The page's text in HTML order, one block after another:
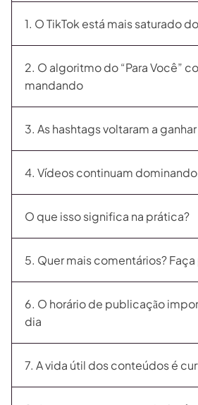
1. O TikTok está mais saturado
2. O algoritmo do “Para Você”
mandando
3. As hashtags voltaram a
4. Vídeos continuam dominando
O que isso significa na prática?
5. Quer mais comentários?
6. O horário de publicação
dia
7. A vida útil dos conteúdos é